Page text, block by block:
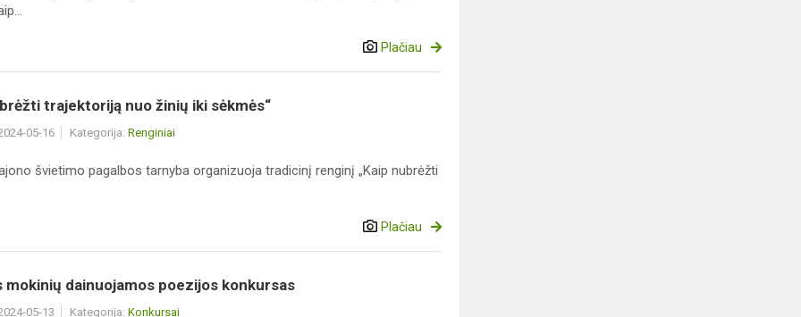
Plačiau
trajektoriją nuo žinių iki sėkmės“
05-16 Kategorija: Renginiai
švietimo pagalbos tarnyba organizuoja tradicinį renginį „Kaip nubrėžti
Plačiau
mokinių dainuojamos poezijos konkursas
05-13 Kategorija: Konkursai